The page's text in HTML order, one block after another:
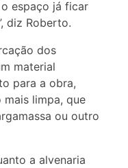
espaço já ficar
diz Roberto.
dos
material
para a obra,
limpa, que
ou outro
a alvenaria